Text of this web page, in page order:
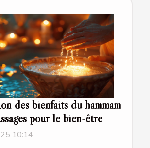
des bienfaits du hammam
pour le bien-être
10:14